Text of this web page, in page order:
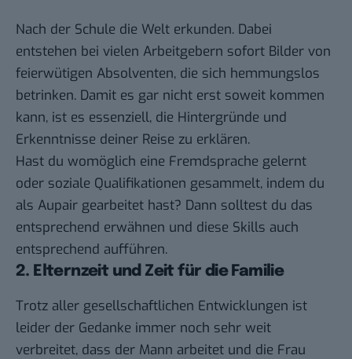
Nach der Schule die Welt erkunden. Dabei
entstehen bei vielen Arbeitgebern sofort Bilder von
feierwütigen Absolventen, die sich hemmungslos
betrinken. Damit es gar nicht erst soweit kommen
kann, ist es essenziell, die Hintergründe und
Erkenntnisse deiner Reise zu erklären.
Hast du womöglich eine Fremdsprache gelernt
oder soziale Qualifikationen gesammelt, indem du
als Aupair gearbeitet hast? Dann solltest du das
entsprechend erwähnen und diese Skills auch
entsprechend aufführen.
2. Elternzeit und Zeit für die Familie
Trotz aller gesellschaftlichen Entwicklungen ist
leider der Gedanke immer noch sehr weit
verbreitet, dass der Mann arbeitet und die Frau